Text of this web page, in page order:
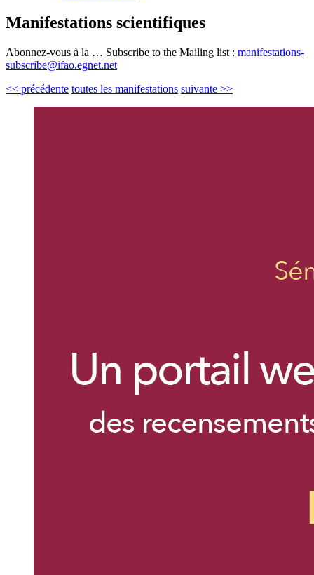
Manifestations scientifiques
Abonnez-vous à la … Subscribe to the Mailing list : manifestations-
subscribe@ifao.egnet.net
<< précédente toutes les manifestations suivante >>